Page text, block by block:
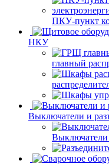
ПКУ-пункт
НКУ
главный
Выключатели и
Выключатели